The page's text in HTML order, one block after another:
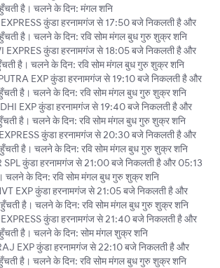
है। चलने के दिन: मंगल शनि
कुंडा हरनामगंज से 17:50 बजे निकलती है और
है। चलने के दिन: रवि सोम मंगल बुध गुरु शुक्र शनि
कुंडा हरनामगंज से 18:05 बजे निकलती है और
है। चलने के दिन: रवि सोम मंगल बुध गुरु शुक्र शनि
EXP कुंडा हरनामगंज से 19:10 बजे निकलती है और
है। चलने के दिन: रवि सोम मंगल बुध गुरु शुक्र शनि
EXP कुंडा हरनामगंज से 19:40 बजे निकलती है और
है। चलने के दिन: रवि सोम मंगल बुध गुरु शुक्र शनि
कुंडा हरनामगंज से 20:30 बजे निकलती है और
है। चलने के दिन: रवि सोम मंगल बुध गुरु शुक्र शनि
कुंडा हरनामगंज से 21:00 बजे निकलती है और 05:13
चलने के दिन: रवि सोम मंगल बुध गुरु शुक्र शनि
EXP कुंडा हरनामगंज से 21:05 बजे निकलती है और
है। चलने के दिन: रवि सोम मंगल बुध गुरु शुक्र शनि
कुंडा हरनामगंज से 21:40 बजे निकलती है और
है। चलने के दिन: सोम मंगल शुक्र शनि
EXP कुंडा हरनामगंज से 22:10 बजे निकलती है और
है। चलने के दिन: रवि सोम मंगल बुध गुरु शुक्र शनि